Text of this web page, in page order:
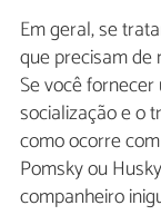
Em geral, se
que precisam de
Se você
socialização e o
como ocorre
Pomsky ou
companheiro